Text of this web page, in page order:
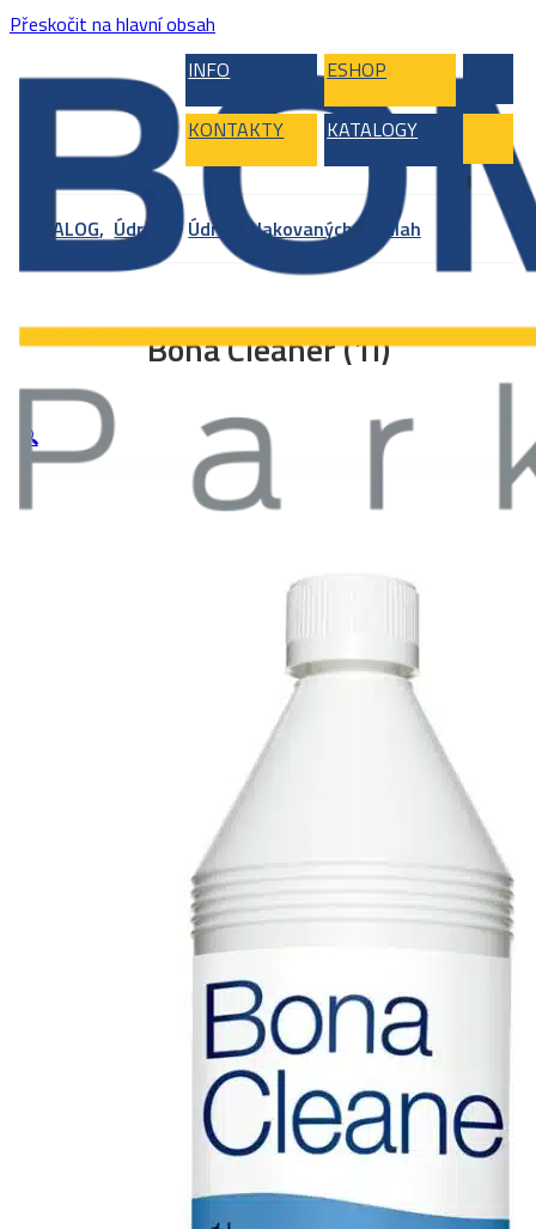
Přeskočit na hlavní obsah
INFO
ESHOP
KONTAKTY KATALOGY
KATALOG, Údržba ,Údržba lakovaných podlah
Bona Cleaner (1l)
🔍